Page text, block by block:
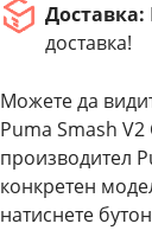
Доставка:
доставка!
Можете да
Puma Smash
производител
конкретен
натиснете